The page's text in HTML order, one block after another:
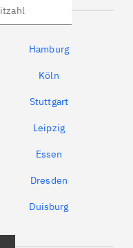
Hamburg
Köln
Stuttgart
Leipzig
Essen
Dresden
Duisburg